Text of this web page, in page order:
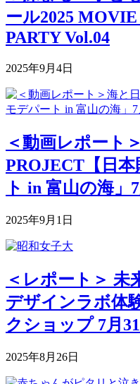
ール2025
PARTY Vol.04
2025年9月4日
＜動画レポート
PROJECT【日
ト in 富山の海」
2025年9月1日
＜レポート＞ 未
デザインラボ体
クショップ 7月31
2025年8月26日